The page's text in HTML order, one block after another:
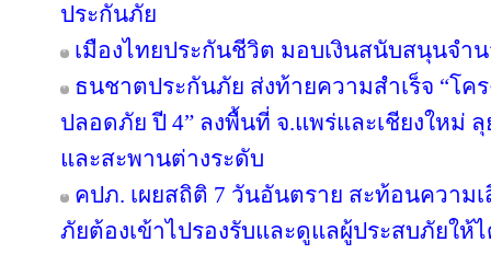
ประกันภัย
เมืองไทยประกันชีวิต มอบเงินสนับสนุนจำน
ธนชาตประกันภัย ส่งท้ายความสำเร็จ “โค
ปลอดภัย ปี 4” ลงพื้นที่ จ.แพร่และเชียงใหม่
และสะพานต่างระดับ
คปภ. เผยสถิติ 7 วันอันตราย สะท้อนความ
ภัยต้องเข้าไปรองรับและดูแลผู้ประสบภัยให้